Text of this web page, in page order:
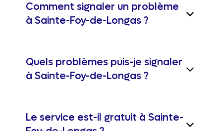
Comment signaler un problème
à Sainte-Foy-de-Longas ?
Quels problèmes puis-je signaler
à Sainte-Foy-de-Longas ?
Le service est-il gratuit à Sainte-